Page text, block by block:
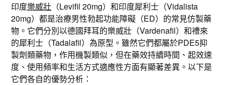
印度樂威壯 （Levifil 20mg）和印度犀利士（Vidalista
20mg）都是治療男性勃起功能障礙（ED）的常見仿製藥
物。它們分別以德國拜耳的樂威壯（Vardenafil）和禮來
的犀利士（Tadalafil）為原型。雖然它們都屬於PDE5抑
製劑類藥物，作用機製類似，但在藥效持續時間、起效速
度、使用頻率和生活方式適應性方面有顯著差異。以下是
它們各自的優勢分析：